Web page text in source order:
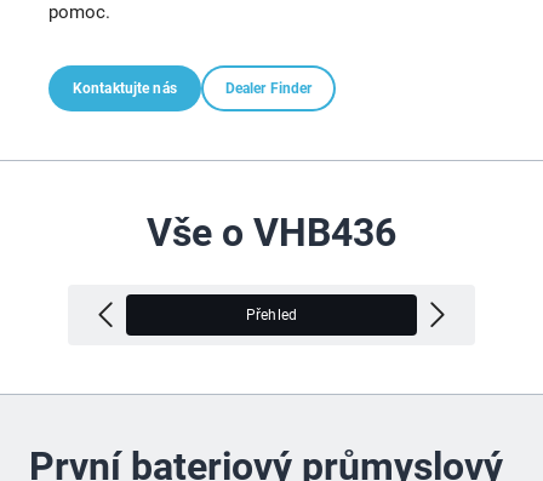
pomoc.
Kontaktujte nás Dealer Finder
Vše o VHB436
Přehled
První bateriový průmyslový